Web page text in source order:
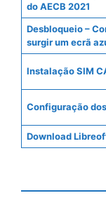
do AECB 2021
Desbloqueio –
surgir um ecrã
Instalação SIM
Configuração
Download